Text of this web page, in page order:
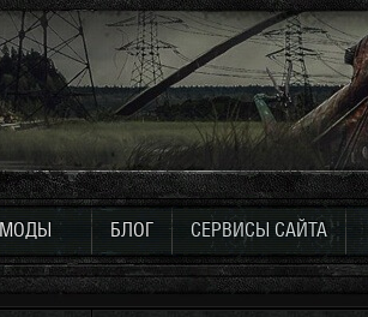
МОДЫ БЛОГ СЕРВИСЫ САЙТА